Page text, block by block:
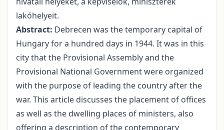
lakóhelyeit.
Abstract: Debrecen was the temporary capital of
Hungary for a hundred days in 1944. It was in this
city that the Provisional Assembly and the
Provisional National Government were organized
with the purpose of leading the country after the
war. This article discusses the placement of offices
as well as the dwelling places of ministers, also
offering a description of the contemporary